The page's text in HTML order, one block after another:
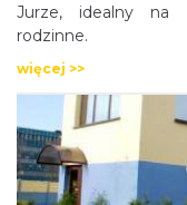
Jurze, idealny na
rodzinne.
więcej >>